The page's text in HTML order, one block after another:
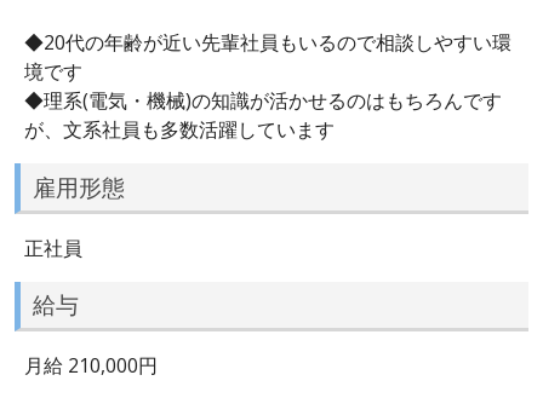
◆20代の年齢が近い先輩社員もいるので相談しやすい環
境です
◆理系(電気・機械)の知識が活かせるのはもちろんです
が、文系社員も多数活躍しています
雇用形態
正社員
給与
月給 210,000円